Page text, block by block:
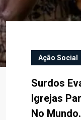
Ação Social
Surdos
Igrejas
No Mundo.